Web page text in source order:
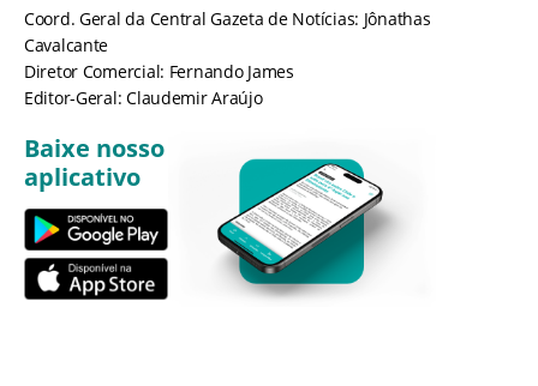
Coord. Geral da Central Gazeta de Notícias: Jônathas
Cavalcante
Diretor Comercial: Fernando James
Editor-Geral: Claudemir Araújo
Baixe nosso
aplicativo